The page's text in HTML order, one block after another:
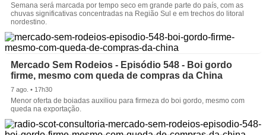
Semana será marcada por tempo seco em grande parte do país, com as
chuvas significativas concentradas na Região Sul e em trechos do litoral
nordestino.
Mercado Sem Rodeios - Episódio 548 - Boi gordo
firme, mesmo com queda de compras da China
7 ago. • 17h30
Menor oferta de boiadas auxiliou para firmeza do boi gordo, mesmo com
queda na exportação.